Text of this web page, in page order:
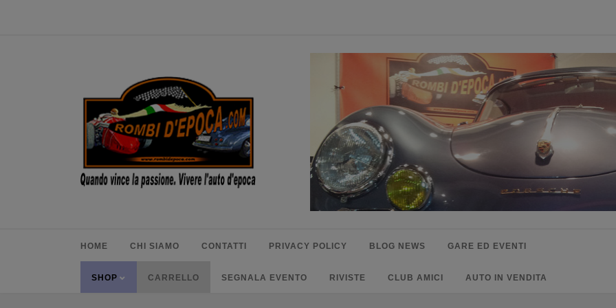
HOME CHI SIAMO CONTATTI PRIVACY POLICY BLOG NEWS GARE ED EVENTI
SHOP CARRELLO SEGNALA EVENTO RIVISTE CLUB AMICI AUTO IN VENDITA